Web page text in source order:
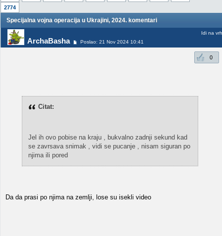
2774
Specijalna vojna operacija u Ukrajini, 2024. komentari
ArchaBasha Poslao: 21 Nov 2024 10:41
Idi na vrh
0
Citat:
Jel ih ovo pobise na kraju , bukvalno zadnji sekund kad
se zavrsava snimak , vidi se pucanje , nisam siguran po
njima ili pored
Da da prasi po njima na zemlji, lose su isekli video